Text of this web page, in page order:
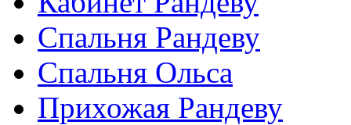
Спальня Рандеву
Спальня Ольса
Прихожая Рандеву